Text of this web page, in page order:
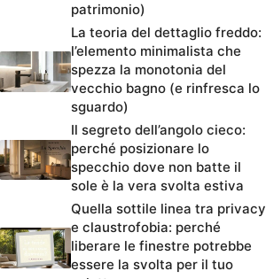
patrimonio)
La teoria del dettaglio freddo:
l’elemento minimalista che
spezza la monotonia del
vecchio bagno (e rinfresca lo
sguardo)
Il segreto dell’angolo cieco:
perché posizionare lo
specchio dove non batte il
sole è la vera svolta estiva
Quella sottile linea tra privacy
e claustrofobia: perché
liberare le finestre potrebbe
essere la svolta per il tuo